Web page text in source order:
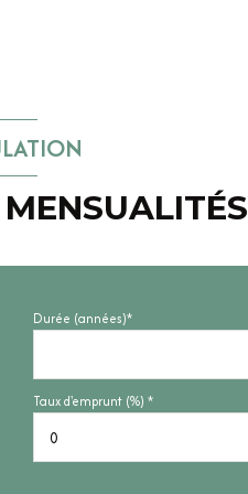
Durée (années)*
Taux d'emprunt (%) *